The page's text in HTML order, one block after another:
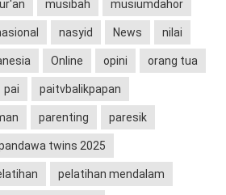
musibah musiumdahor
nasyid News nilai
Online opini orang tua
pai paitvbalikpapan
parenting paresik
twins 2025
pelatihan mendalam